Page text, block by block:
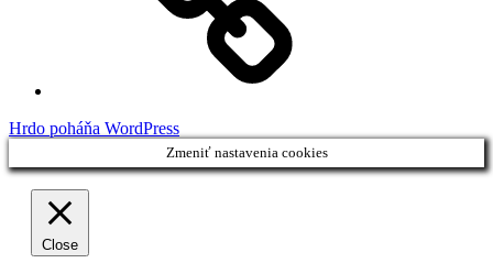
Hrdo poháňa WordPress
Zmeniť nastavenia cookies
Close